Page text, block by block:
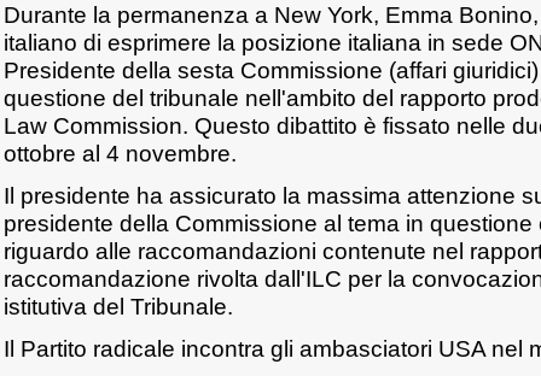
Durante la permanenza a New York, Emma
italiano di esprimere la posizione italiana in sede
Presidente della sesta Commissione (affari
questione del tribunale nell'ambito del rapporto
Law Commission. Questo dibattito è fissato nelle
ottobre al 4 novembre.
Il presidente ha assicurato la massima attenzione
presidente della Commissione al tema in questione
riguardo alle raccomandazioni contenute nel
raccomandazione rivolta dall'ILC per la
istitutiva del Tribunale.
Il Partito radicale incontra gli ambasciatori USA nel